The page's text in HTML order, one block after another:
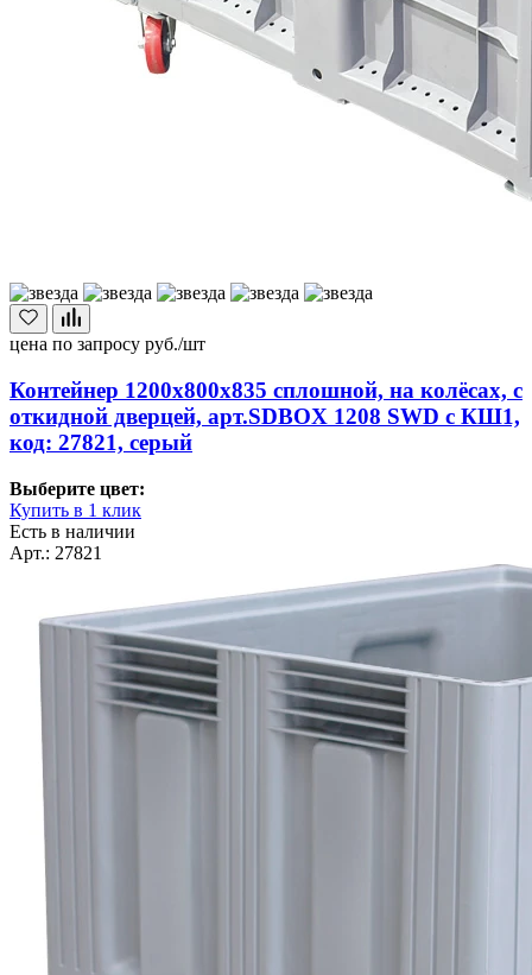
цена по запросу руб./шт
Контейнер 1200х800х835 сплошной, на колёсах, с
откидной дверцей, арт.SDBOX 1208 SWD с КШ1,
код: 27821, серый
Выберите цвет:
Купить в 1 клик
Есть в наличии
Арт.: 27821